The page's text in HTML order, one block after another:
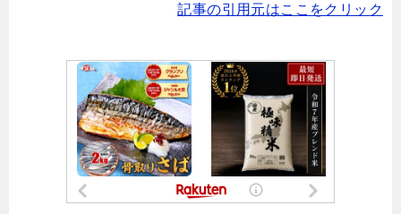
記事の引用元はここをクリック